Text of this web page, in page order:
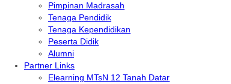
Pimpinan Madrasah
Tenaga Pendidik
Tenaga Kependidikan
Peserta Didik
Alumni
Partner Links
Elearning MTsN 12 Tanah Datar